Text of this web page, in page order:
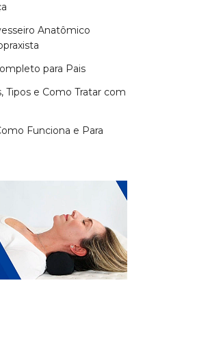
Anatômico
para Pais
Tipos e Como Tratar com
Funciona e Para